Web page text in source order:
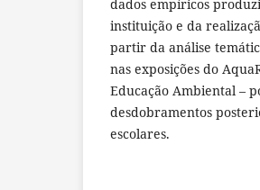
dados empíricos
instituição e da
partir da análise
nas exposições do
Educação Ambiental –
desdobramentos
escolares.